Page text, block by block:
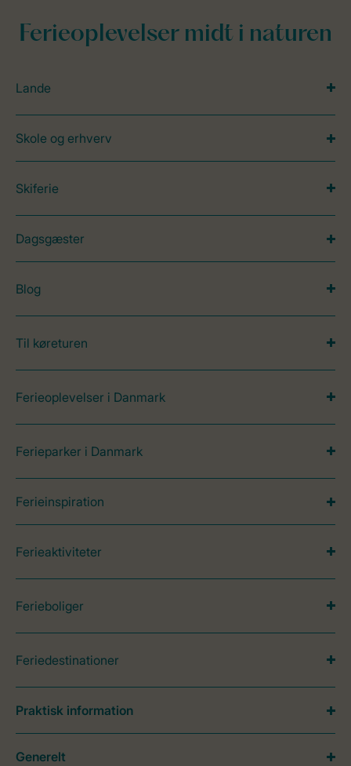
Ferieoplevelser midt i naturen
Lande
Skole og erhverv
Skiferie
Dagsgæster
Blog
Til køreturen
Ferieoplevelser i Danmark
Ferieparker i Danmark
Ferieinspiration
Ferieaktiviteter
Ferieboliger
Feriedestinationer
Praktisk information
Generelt